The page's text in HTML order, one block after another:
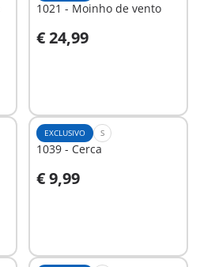
1021 - Moinho de vento
€ 24,99
Ao carrinho
EXCLUSIVO S
1039 - Cerca
€ 9,99
Ao carrinho